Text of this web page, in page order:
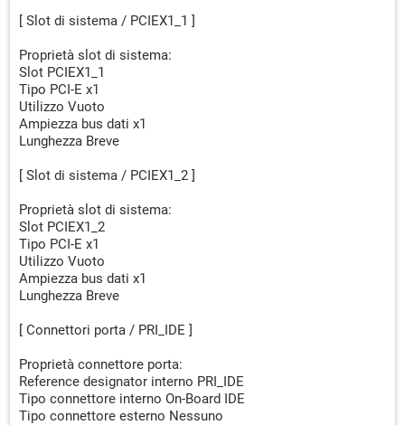
[ Slot di sistema / PCIEX1_1 ]
Proprietà slot di sistema:
Slot PCIEX1_1
Tipo PCI-E x1
Utilizzo Vuoto
Ampiezza bus dati x1
Lunghezza Breve
[ Slot di sistema / PCIEX1_2 ]
Proprietà slot di sistema:
Slot PCIEX1_2
Tipo PCI-E x1
Utilizzo Vuoto
Ampiezza bus dati x1
Lunghezza Breve
[ Connettori porta / PRI_IDE ]
Proprietà connettore porta:
Reference designator interno PRI_IDE
Tipo connettore interno On-Board IDE
Tipo connettore esterno Nessuno